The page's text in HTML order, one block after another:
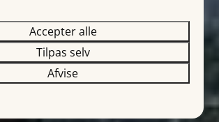
Accepter alle
Tilpas selv
Afvise